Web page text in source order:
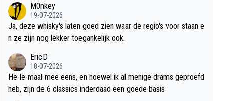
M0nkey
19-07-2026
Ja, deze whisky's laten goed zien waar de regio's voor staan e
n ze zijn nog lekker toegankelijk ook.
EricD
18-07-2026
He-le-maal mee eens, en hoewel ik al menige drams geproefd
heb, zijn de 6 classics inderdaad een goede basis